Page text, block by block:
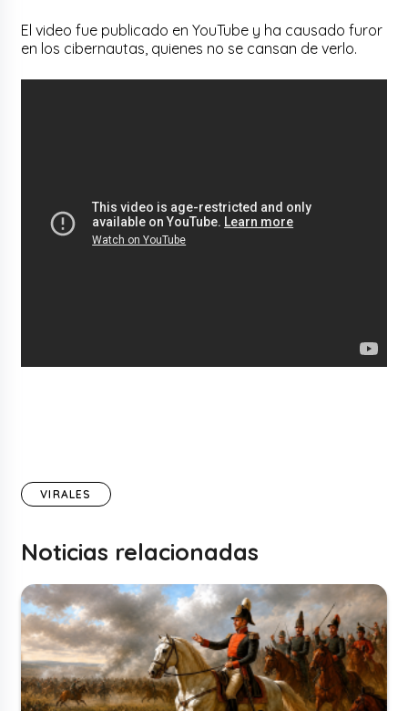
El video fue publicado en YouTube y ha causado furor
en los cibernautas, quienes no se cansan de verlo.
VIRALES
Noticias relacionadas